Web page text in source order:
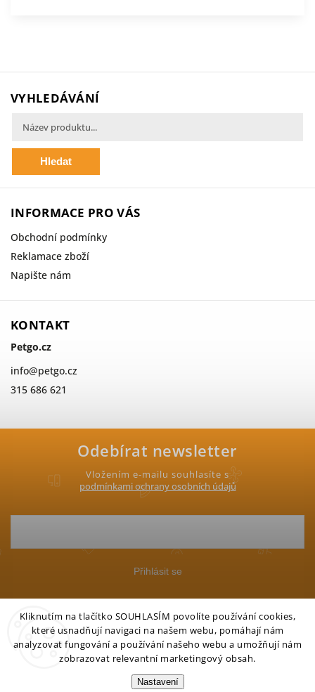
Kliknutím na tlačítko SOUHLASÍM povolíte používání cookies,
které usnadňují navigaci na našem webu, pomáhají nám
analyzovat fungování a používání našeho webu a umožňují nám
zobrazovat relevantní marketingový obsah.
Nastavení
Odebírat newsletter
Vložením e-mailu souhlasíte s
podmínkami ochrany osobních údajů
Přihlásit se
VYHLEDÁVÁNÍ
Hledat
INFORMACE PRO VÁS
Obchodní podmínky
Reklamace zboží
Napište nám
KONTAKT
Petgo.cz
info@petgo.cz
315 686 621
Petgo.cz. Všechna práva vyhrazena.